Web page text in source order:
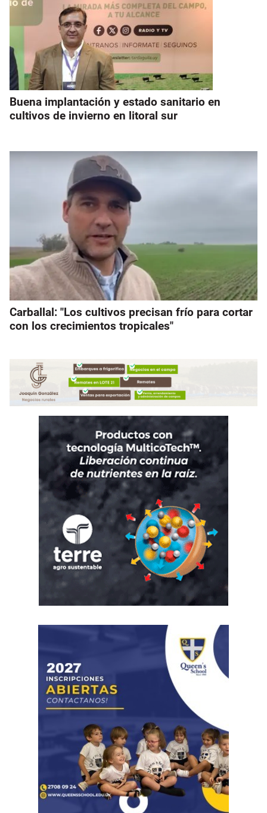
Buena implantación y estado sanitario en
cultivos de invierno en litoral sur
Carballal: "Los cultivos precisan frío para cortar
con los crecimientos tropicales"